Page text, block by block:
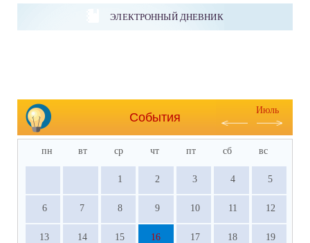
ЭЛЕКТРОННЫЙ ДНЕВНИК
События
Июль
пн вт ср чт пт сб вс
1 2 3 4 5
6 7 8 9 10 11 12
13 14 15 16 17 18 19